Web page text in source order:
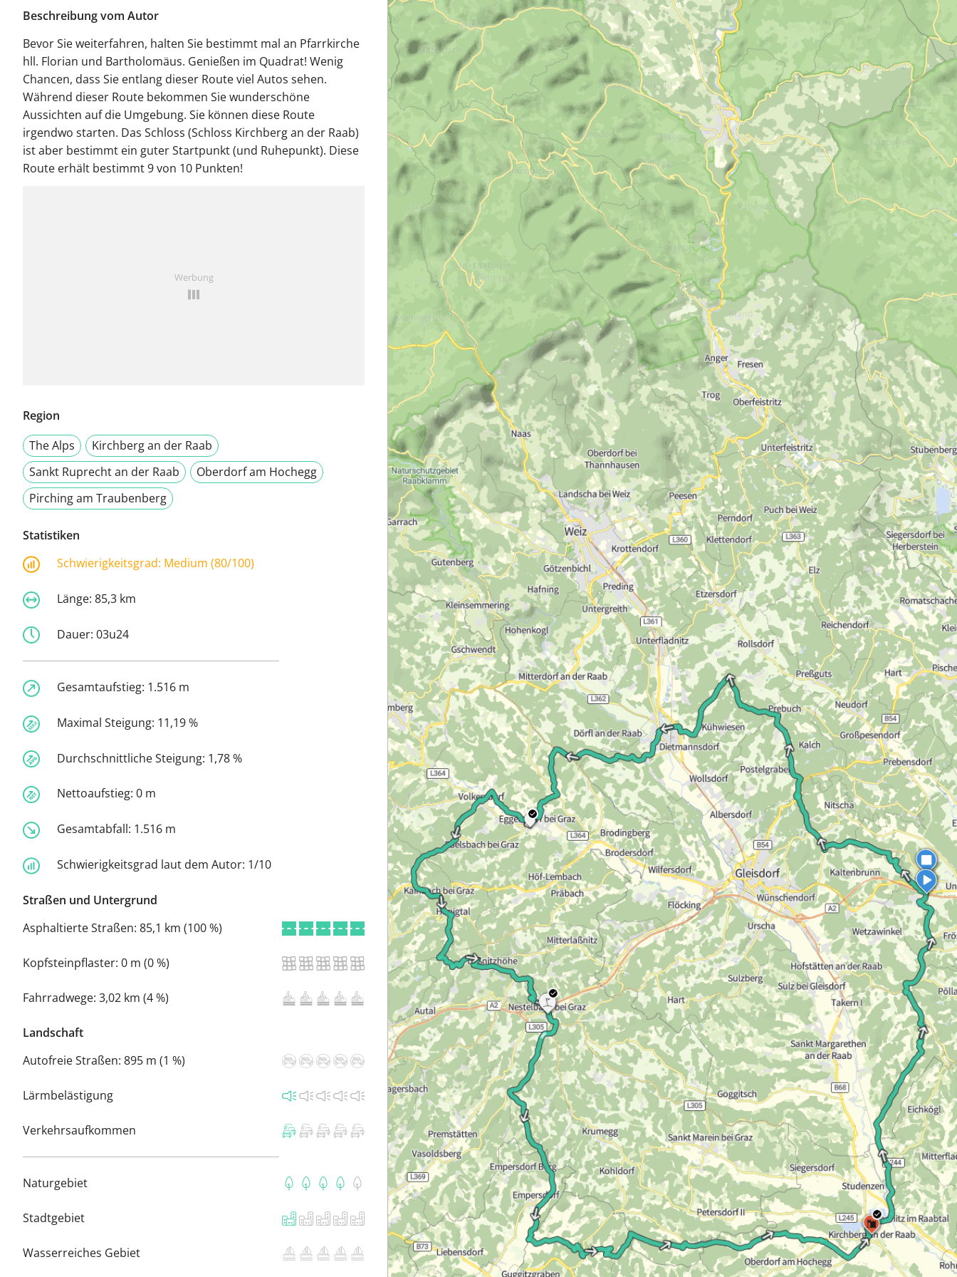
Beschreibung vom Autor
Bevor Sie weiterfahren, halten Sie bestimmt mal an Pfarrkirche
hll. Florian und Bartholomäus. Genießen im Quadrat! Wenig
Chancen, dass Sie entlang dieser Route viel Autos sehen.
Während dieser Route bekommen Sie wunderschöne
Aussichten auf die Umgebung. Sie können diese Route
irgendwo starten. Das Schloss (Schloss Kirchberg an der Raab)
ist aber bestimmt ein guter Startpunkt (und Ruhepunkt). Diese
Route erhält bestimmt 9 von 10 Punkten!
Werbung
Region
The Alps
Kirchberg an der Raab
Sankt Ruprecht an der Raab
Oberdorf am Hochegg
Pirching am Traubenberg
Statistiken
Schwierigkeitsgrad: Medium (80/100)
Länge: 85,3 km
Dauer: 03u24
Gesamtaufstieg: 1.516 m
Maximal Steigung: 11,19 %
Durchschnittliche Steigung: 1,78 %
Nettoaufstieg: 0 m
Gesamtabfall: 1.516 m
Schwierigkeitsgrad laut dem Autor: 1/10
Straßen und Untergrund
Asphaltierte Straßen: 85,1 km (100 %)
Kopfsteinpflaster: 0 m (0 %)
Fahrradwege: 3,02 km (4 %)
Landschaft
Autofreie Straßen: 895 m (1 %)
Lärmbelästigung
Verkehrsaufkommen
Naturgebiet
Stadtgebiet
Wasserreiches Gebiet